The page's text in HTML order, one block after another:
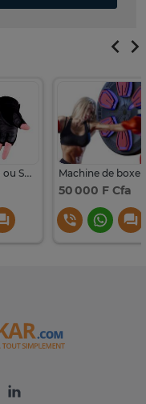
Gants de Moto ou Sport.
50 000 F Cfa